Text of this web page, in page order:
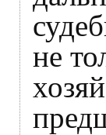
не